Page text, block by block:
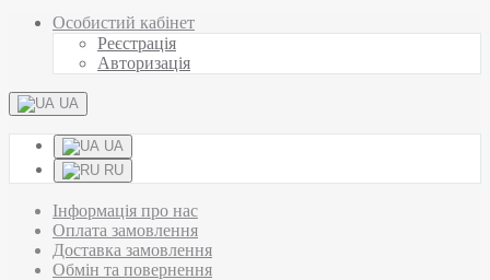
Особистий кабінет
Реєстрація
Авторизація
UA
UA
RU
Інформація про нас
Оплата замовлення
Доставка замовлення
Обмін та повернення